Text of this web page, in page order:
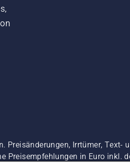
Preisänderungen, Irrtümer, Text-
Preisempfehlungen in Euro inkl.